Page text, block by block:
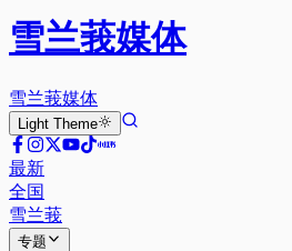
雪兰莪媒体
雪兰莪媒体
Light Theme
最新
全国
雪兰莪
专题